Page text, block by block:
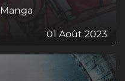
Manga
01 Août 2023